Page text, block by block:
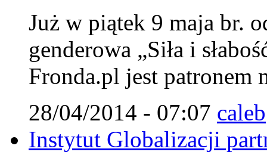
Już w piątek 9 maja br.
genderowa „Siła i
Fronda.pl jest patronem
28/04/2014 - 07:07 caleb
Instytut Globalizacji